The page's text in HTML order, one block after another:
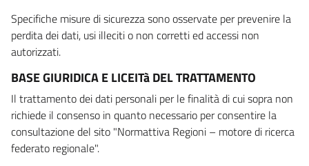
Specifiche misure di sicurezza sono osservate per prevenire la
perdita dei dati, usi illeciti o non corretti ed accessi non
autorizzati.
BASE GIURIDICA E LICEITà DEL TRATTAMENTO
Il trattamento dei dati personali per le finalità di cui sopra non
richiede il consenso in quanto necessario per consentire la
consultazione del sito "Normattiva Regioni – motore di ricerca
federato regionale".